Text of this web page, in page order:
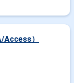
Access）